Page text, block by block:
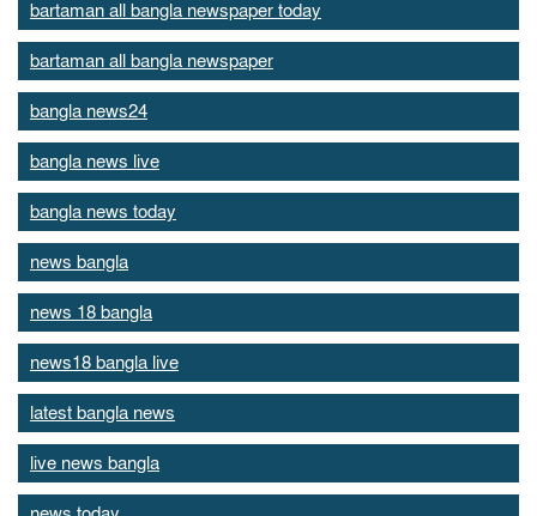
bartaman all bangla newspaper today
bartaman all bangla newspaper
bangla news24
bangla news live
bangla news today
news bangla
news 18 bangla
news18 bangla live
latest bangla news
live news bangla